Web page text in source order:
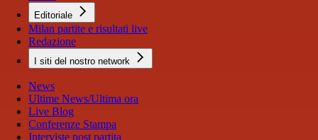
Editoriale
Milan partite e risultati live
Redazione
I siti del nostro network
News
Ultime News/Ultima ora
Live Blog
Conferenze Stampa
Interviste post partita